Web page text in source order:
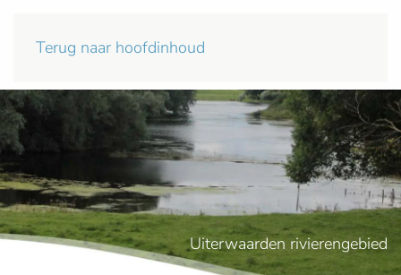
Terug naar hoofdinhoud
Uiterwaarden rivierengebied